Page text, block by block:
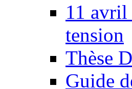
11 avril
tension
Thèse
Guide